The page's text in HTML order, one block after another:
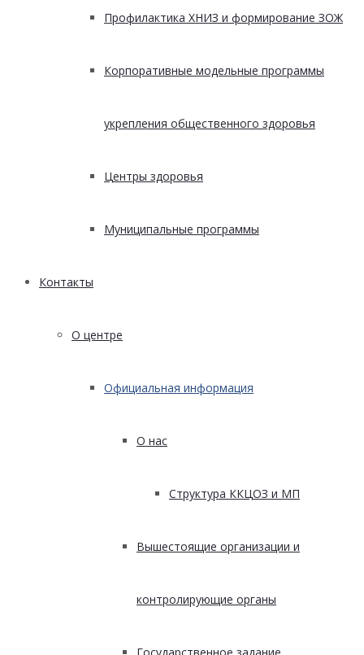
Профилактика ХНИЗ и формирование ЗОЖ
Корпоративные модельные программы
укрепления общественного здоровья
Центры здоровья
Муниципальные программы
Контакты
О центре
Официальная информация
О нас
Структура ККЦОЗ и МП
Вышестоящие организации и
контролирующие органы